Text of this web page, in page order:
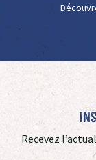
Recevez